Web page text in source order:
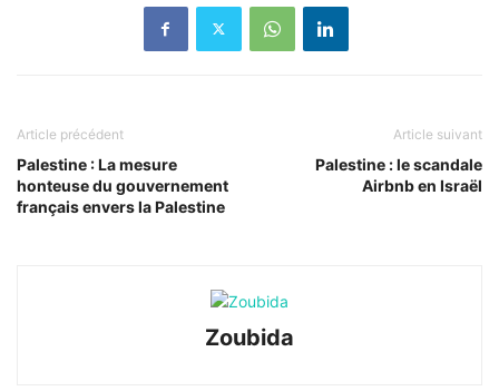
Article précédent
Palestine : La mesure
honteuse du gouvernement
français envers la Palestine
Article suivant
Palestine : le scandale
Airbnb en Israël
Zoubida